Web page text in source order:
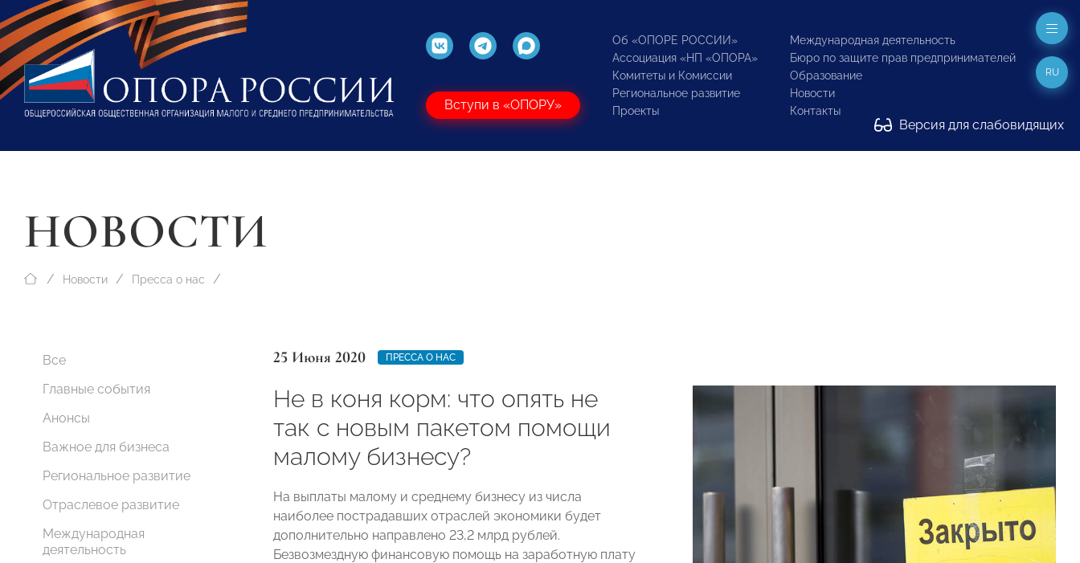
Вступи в «ОПОРУ»
Об «ОПОРЕ РОССИИ»
Ассоциация «НП «ОПОРА»
Комитеты и Комиссии
Региональное развитие
Проекты
Международная деятельность
Бюро по защите прав предпринимателей
Образование
Новости
Контакты
Версия для слабовидящих
RU
НОВОСТИ
Новости Пресса о нас
Все
Главные события
Анонсы
Важное для бизнеса
Региональное развитие
Отраслевое развитие
Международная
деятельность
25 Июня 2020 ПРЕССА О НАС
Не в коня корм: что опять не
так с новым пакетом помощи
малому бизнесу?
На выплаты малому и среднему бизнесу из числа
наиболее пострадавших отраслей экономики будет
дополнительно направлено 23,2 млрд рублей.
Безвозмездную финансовую помощь на заработную плату